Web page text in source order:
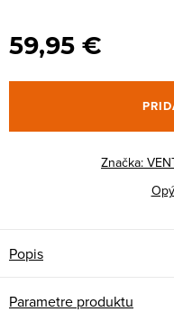
59,95 €
Značka:
Popis
Parametre produktu